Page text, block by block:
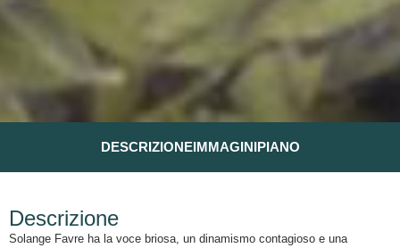
DESCRIZIONEIMMAGINIPIANO
Descrizione
Solange Favre ha la voce briosa, un dinamismo contagioso e una